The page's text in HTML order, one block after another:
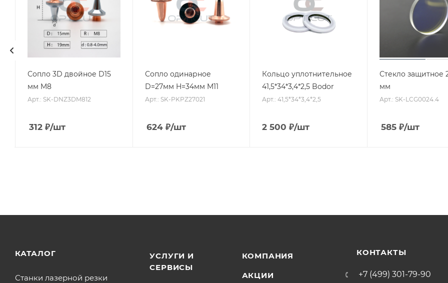
Сопло 3D двойное D15
мм M8
Арт.: SK-DNZ3DM812
312₽/шт
Сопло одинарное
D=27мм H=34мм M11
Арт.: SK-PKPZ27021
624₽/шт
Кольцо уплотнительное
41,5*34*3,4*2,5 Bodor
Арт.: 41,5*34*3,4*2,5
2 500 ₽/шт
Стекло защитное
мм
Арт.: SK-LCG0024.4
585 ₽/шт
КАТАЛОГ
Станки лазерной резки
УСЛУГИ И
СЕРВИСЫ
КОМПАНИЯ
АКЦИИ
КОНТАКТЫ
+7 (499) 301-79-90